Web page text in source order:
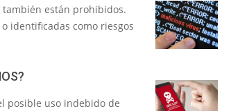
también están prohibidos.
identificadas como riesgos
posible uso indebido de